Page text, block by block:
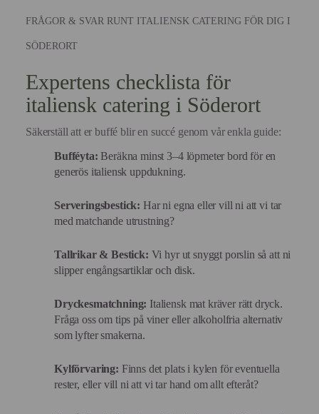
FRÅGOR & SVAR RUNT ITALIENSK CATERING FÖR DIG I
SÖDERORT
Expertens checklista för
italiensk catering i Söderort
Säkerställ att er buffé blir en succé genom vår enkla guide:
Bufféyta: Beräkna minst 3–4 löpmeter bord för en
generös italiensk uppdukning.
Serveringsbestick: Har ni egna eller vill ni att vi tar
med matchande utrustning?
Tallrikar & Bestick: Vi hyr ut snyggt porslin så att ni
slipper engångsartiklar och disk.
Dryckesmatchning: Italiensk mat kräver rätt dryck.
Fråga oss om tips på viner eller alkoholfria alternativ
som lyfter smakerna.
Kylförvaring: Finns det plats i kylen för eventuella
rester, eller vill ni att vi tar hand om allt efteråt?